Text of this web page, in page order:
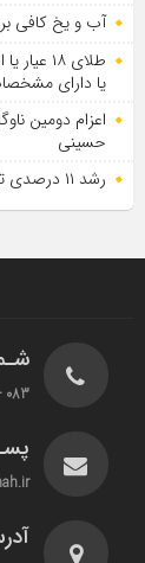
آب و یخ کافی
یا دارای
اعزام دومین
حسینی
رشد ۱۱ درصدی تردد خودروها در جاده‌های مسیر زوار اربعین در کرمانشاه
083 - 37224131